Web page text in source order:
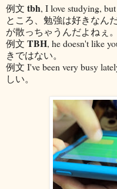
例文 tbh, I love studying,
ところ、勉強は好きなん
が散っちゃうんだよねぇ。
例文 TBH, he doesn't like
きではない。
例文 I've been very busy
しい。